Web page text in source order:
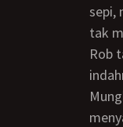
sepi,
tak
Rob tau nggak kenapa aku ngajak ke sini? tanyaku setelah belasan menit menikmati
Mungkin di rumah Mbak lagi jenuh, lalu ingin refreshing di sini, sahut Robby sambil